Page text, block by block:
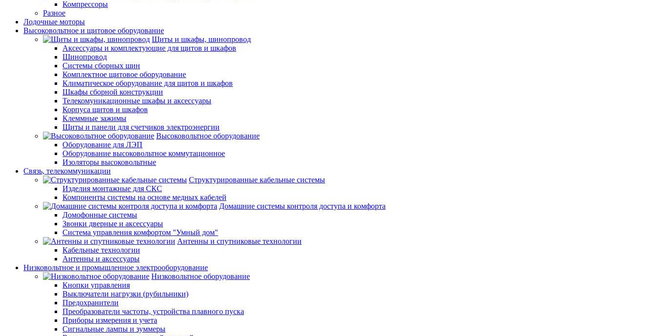
Компрессоры
Разное
Лодочные моторы
Высоковольтное и щитовое оборудование
Щиты и шкафы, шинопровод
Аксессуары и комплектующие для щитов и шкафов
Шинопровод
Системы сборных шин
Комплектное щитовое оборудование
Климатическое оборудование для щитов и шкафов
Шкафы сборной конструкции
Телекомуникационные шкафы и аксессуары
Корпуса щитов и шкафов
Клеммные зажимы
Щиты и панели для счетчиков электроэнергии
Высоковольтное оборудование
Оборудование для ЛЭП
Оборудование высоковольтное коммутационное
Изоляторы высоковольтные
Связь, телекоммуникации
Структурированные кабельные системы
Изделия монтажные для СКС
Компоненты системы на основе медных кабелей
Домашние системы контроля доступа и комфорта
Домофонные системы
Звонки дверные и аксессуары
Система управления комфортом "Умный дом"
Антенны и спутниковые технологии
Кабельные технологии
Антенны и аксессуары
Низковольтное и промышленное электрооборудование
Низковольтное оборудование
Кнопки управления
Выключатели нагрузки (рубильники)
Предохранители
Преобразователи частоты, устройства плавного пуска
Приборы измерения и учета
Сигнальные лампы и зуммеры